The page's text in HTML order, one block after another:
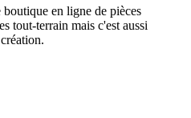
en ligne de pièces
tout-terrain mais c'est aussi